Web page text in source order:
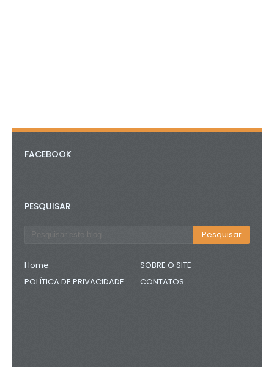
FACEBOOK
PESQUISAR
Home
SOBRE O SITE
POLÍTICA DE PRIVACIDADE
CONTATOS